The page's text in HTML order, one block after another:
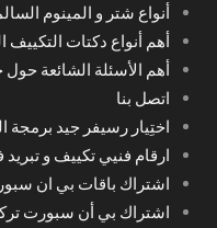
أنواع شتر و المينوم
أهم أنواع دكتات
أهم الأسئلة الشائعة
اتصل بنا
اختِيار رسيفر جيد برمجة الرسيفر 24
ارقام فنيي تكييف و
اشتراك باقات بي ان
اشتراك بي أن سبورت